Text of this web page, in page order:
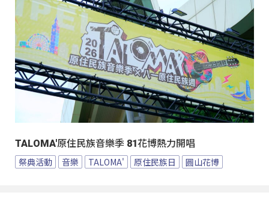
TALOMA'原住民族音樂季 81花博熱力開唱
祭典活動 音樂 TALOMA' 原住民族日 圓山花博